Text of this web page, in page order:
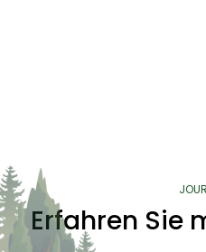
Erfahren Sie